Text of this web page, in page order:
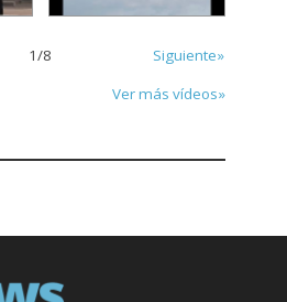
1/8
Siguiente»
Ver más vídeos»